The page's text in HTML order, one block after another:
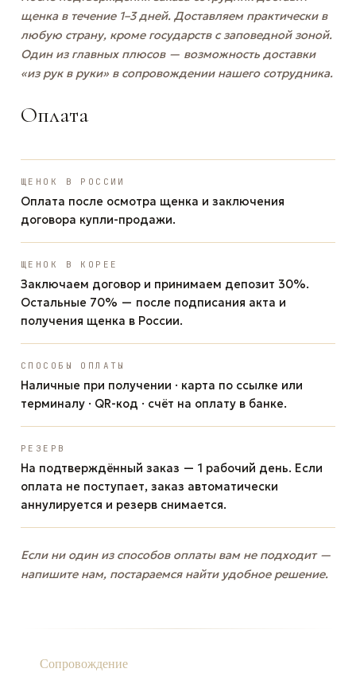
щенка в течение 1–3 дней. Доставляем практически в
любую страну, кроме государств с заповедной зоной.
Один из главных плюсов — возможность доставки
«из рук в руки» в сопровождении нашего сотрудника.
Оплата
ЩЕНОК В РОССИИ
Оплата после осмотра щенка и заключения
договора купли-продажи.
ЩЕНОК В КОРЕЕ
Заключаем договор и принимаем депозит 30%.
Остальные 70% — после подписания акта и
получения щенка в России.
СПОСОБЫ ОПЛАТЫ
Наличные при получении · карта по ссылке или
терминалу · QR-код · счёт на оплату в банке.
РЕЗЕРВ
На подтверждённый заказ — 1 рабочий день. Если
оплата не поступает, заказ автоматически
аннулируется и резерв снимается.
Если ни один из способов оплаты вам не подходит —
напишите нам, постараемся найти удобное решение.
Сопровождение